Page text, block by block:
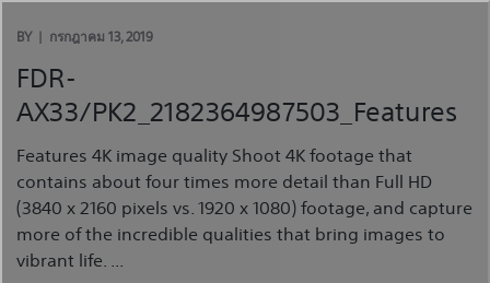
BY กรกฎาคม 13, 2019
FDR-
AX33/PK2_2182364987503_Features
Features 4K image quality Shoot 4K footage that
contains about four times more detail than Full HD
(3840 x 2160 pixels vs. 1920 x 1080) footage, and capture
more of the incredible qualities that bring images to
vibrant life. ...